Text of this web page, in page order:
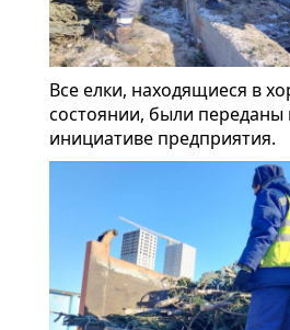
Все елки, находящиеся в
состоянии, были переданы
инициативе предприятия.